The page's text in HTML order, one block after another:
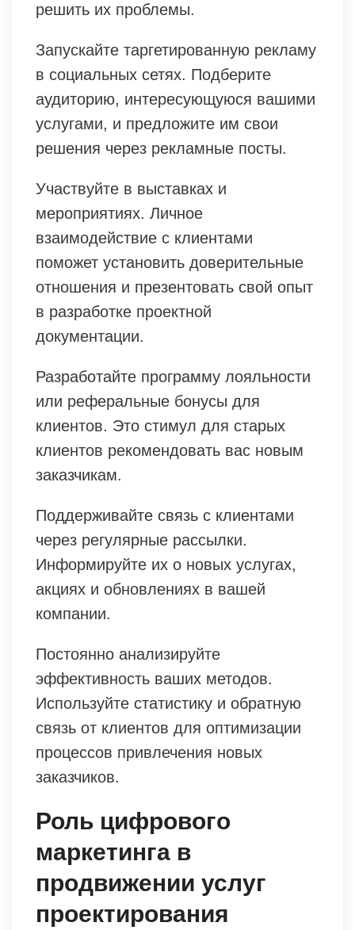
решить их проблемы.
Запускайте таргетированную рекламу
в социальных сетях. Подберите
аудиторию, интересующуюся вашими
услугами, и предложите им свои
решения через рекламные посты.
Участвуйте в выставках и
мероприятиях. Личное
взаимодействие с клиентами
поможет установить доверительные
отношения и презентовать свой опыт
в разработке проектной
документации.
Разработайте программу лояльности
или реферальные бонусы для
клиентов. Это стимул для старых
клиентов рекомендовать вас новым
заказчикам.
Поддерживайте связь с клиентами
через регулярные рассылки.
Информируйте их о новых услугах,
акциях и обновлениях в вашей
компании.
Постоянно анализируйте
эффективность ваших методов.
Используйте статистику и обратную
связь от клиентов для оптимизации
процессов привлечения новых
заказчиков.
Роль цифрового
маркетинга в
продвижении услуг
проектирования